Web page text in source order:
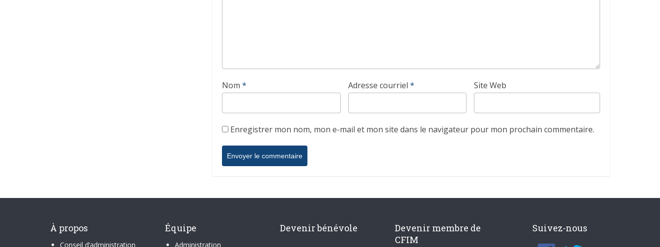
Nom * Adresse courriel * Site Web
Enregistrer mon nom, mon e-mail et mon site dans le navigateur pour mon prochain commentaire.
À propos
Conseil d’administration
Équipe
Administration
Devenir bénévole
Devenir membre de
CFIM
Suivez-nous